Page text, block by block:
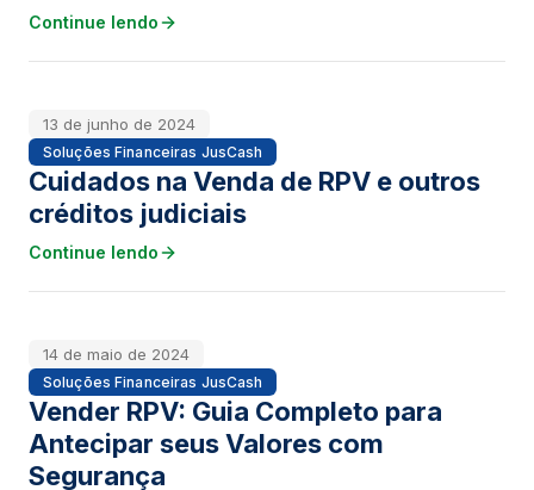
Continue lendo
13 de junho de 2024
Soluções Financeiras JusCash
Cuidados na Venda de RPV e outros
créditos judiciais
Continue lendo
14 de maio de 2024
Soluções Financeiras JusCash
Vender RPV: Guia Completo para
Antecipar seus Valores com
Segurança